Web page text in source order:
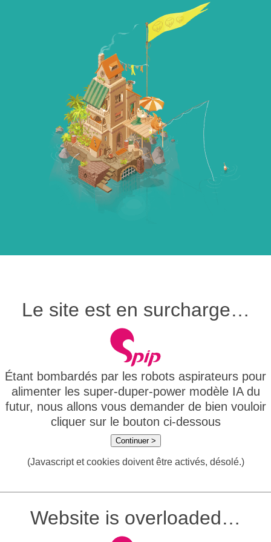
Le site est en surcharge…
Étant bombardés par les robots aspirateurs pour
alimenter les super-duper-power modèle IA du
futur, nous allons vous demander de bien vouloir
cliquer sur le bouton ci-dessous
Continuer >
(Javascript et cookies doivent être activés, désolé.)
Website is overloaded…